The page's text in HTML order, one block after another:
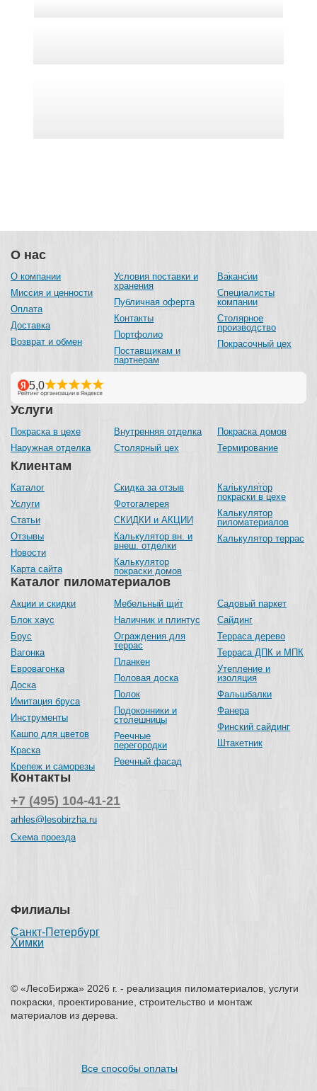
О нас
О компании
Миссия и ценности
Оплата
Доставка
Возврат и обмен
Условия поставки и
хранения
Публичная оферта
Контакты
Портфолио
Поставщикам и
партнерам
Вакансии
Специалисты
компании
Столярное
производство
Покрасочный цех
Каталог пиломатериалов
Акции и скидки
Блок хаус
Брус
Вагонка
Евровагонка
Доска
Имитация бруса
Инструменты
Кашпо для цветов
Краска
Крепеж и саморезы
Мебельный щит
Наличник и плинтус
Ограждения для
террас
Планкен
Половая доска
Полок
Подоконники и
столешницы
Реечные
перегородки
Реечный фасад
Садовый паркет
Сайдинг
Терраса дерево
Терраса ДПК и МПК
Утепление и
изоляция
Фальшбалки
Фанера
Финский сайдинг
Штакетник
Услуги
Покраска в цехе
Наружная отделка
Внутренняя отделка
Столярный цех
Покраска домов
Термирование
Клиентам
Каталог
Услуги
Статьи
Отзывы
Новости
Карта сайта
Скидка за отзыв
Фотогалерея
СКИДКИ и АКЦИИ
Калькулятор вн. и
внеш. отделки
Калькулятор
покраски домов
Калькулятор
покраски в цехе
Калькулятор
пиломатериалов
Калькулятор террас
Контакты
+7 (495) 104-41-21
arhles@lesobirzha.ru
Схема проезда
Филиалы
Санкт-Петербург
Химки
© «ЛесоБиржа» 2026 г. - реализация пиломатериалов, услуги
покраски, проектирование, строительство и монтаж
материалов из дерева.
Все способы оплаты